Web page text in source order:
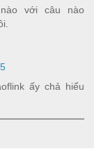
với câu nào
ấy chả hiểu